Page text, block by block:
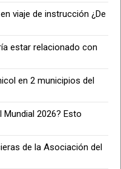
de 13 años
de piña al sur
que pasar para que
pueda ser sede
viaje de instrucción ¿De
estar relacionado con
en 2 municipios del
2026? Esto
de la Asociación del